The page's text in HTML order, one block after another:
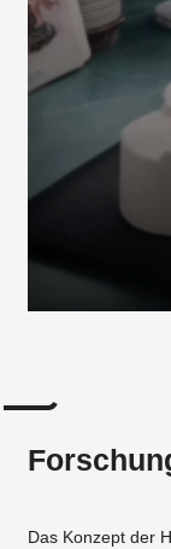
Das Konzept der